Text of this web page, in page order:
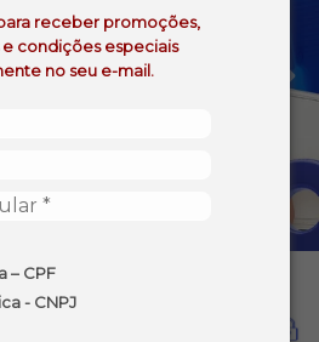
receber promoções,
condições especiais
no seu e-mail.
– CPF
- CNPJ